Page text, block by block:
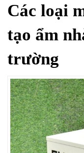
Các loại
tạo ẩm
trường